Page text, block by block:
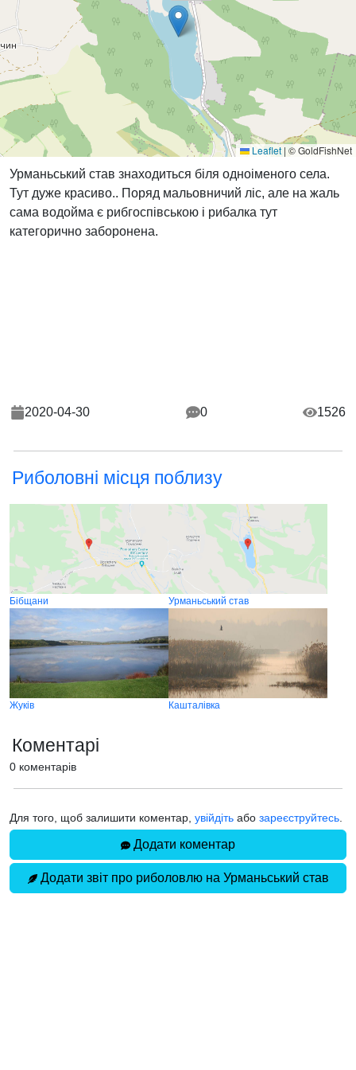
Leaflet | © GoldFishNet
Урманьський став знаходиться біля одноіменого села.
Тут дуже красиво.. Поряд мальовничий ліс, але на жаль
сама водойма є рибгоспівською і рибалка тут
категорично заборонена.
2020-04-30 0 1526
Риболовні місця поблизу
Бібщани Урманьський став
Жуків Кашталівка
Коментарі
0 коментарів
Для того, щоб залишити коментар, увійдіть або зареєструйтесь
Додати коментар
Додати звіт про риболовлю на Урманьський став